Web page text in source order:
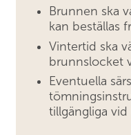
Brunnen ska
kan beställas
Vintertid ska
brunnslocket
Eventuella
tillgängliga